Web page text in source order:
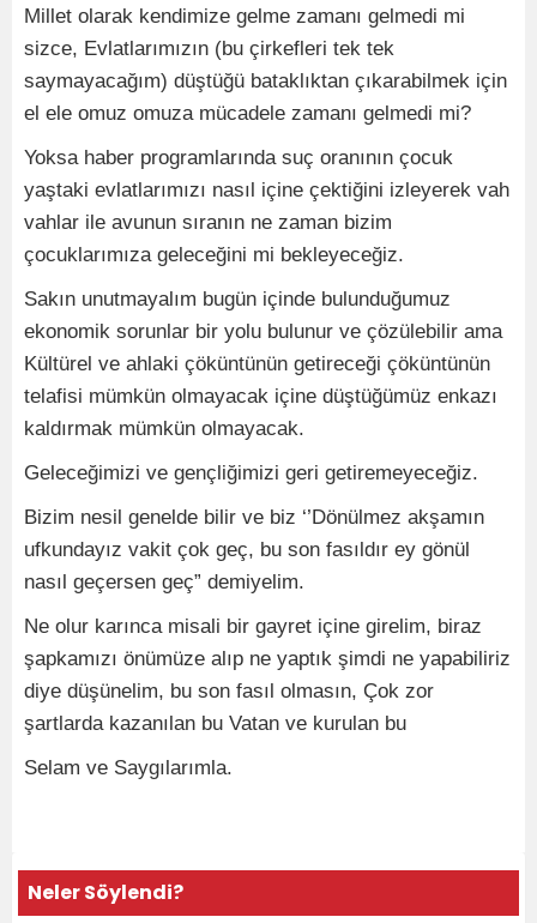
Millet olarak kendimize gelme zamanı gelmedi mi
sizce, Evlatlarımızın (bu çirkefleri tek tek
saymayacağım) düştüğü bataklıktan çıkarabilmek için
el ele omuz omuza mücadele zamanı gelmedi mi?
Yoksa haber programlarında suç oranının çocuk
yaştaki evlatlarımızı nasıl içine çektiğini izleyerek vah
vahlar ile avunun sıranın ne zaman bizim
çocuklarımıza geleceğini mi bekleyeceğiz.
Sakın unutmayalım bugün içinde bulunduğumuz
ekonomik sorunlar bir yolu bulunur ve çözülebilir ama
Kültürel ve ahlaki çöküntünün getireceği çöküntünün
telafisi mümkün olmayacak içine düştüğümüz enkazı
kaldırmak mümkün olmayacak.
Geleceğimizi ve gençliğimizi geri getiremeyeceğiz.
Bizim nesil genelde bilir ve biz ‘’Dönülmez akşamın
ufkundayız vakit çok geç, bu son fasıldır ey gönül
nasıl geçersen geç” demiyelim.
Ne olur karınca misali bir gayret içine girelim, biraz
şapkamızı önümüze alıp ne yaptık şimdi ne yapabiliriz
diye düşünelim, bu son fasıl olmasın, Çok zor
şartlarda kazanılan bu Vatan ve kurulan bu
Selam ve Saygılarımla.
Neler Söylendi?